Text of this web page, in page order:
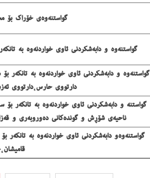
گواستنه‌وه‌ی خۆراك بۆ محوه‌ری
گواستنه‌وه‌ و دابه‌شكردنی ئاوی خواردنه‌وه‌ به‌
گواستنه‌وه‌ و دابه‌شكردنی ئاوی خواردنه‌وه‌ به‌ تانكه‌ر
دارتووی حارس،دارتووی
گواستنه‌ و دابه‌شكردنی ئاوی خواردنه‌وه‌ به‌ تانكه‌ر
ناحیه‌ی شۆڕش و گونده‌كانی ده‌وروبه‌ری و
گواستنه‌وه‌و دابه‌شكردنی ئاوی خواردنه‌وه‌ به‌